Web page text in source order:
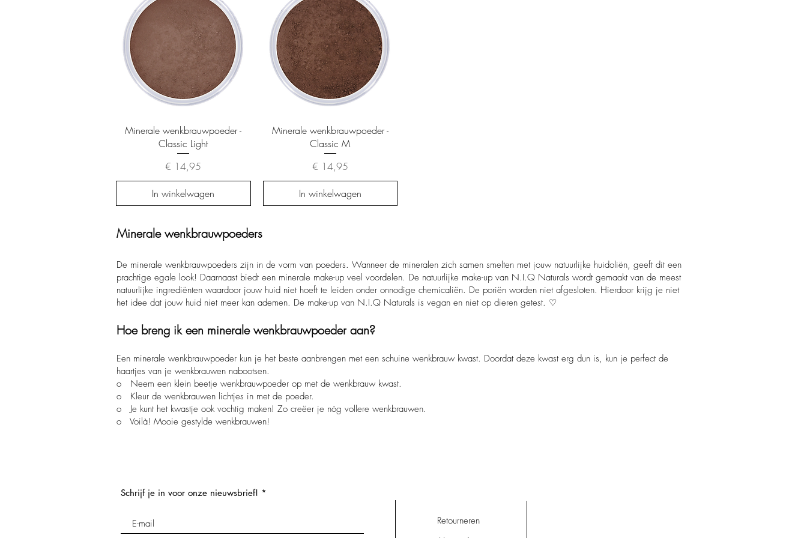
Snel overzicht
Minerale wenkbrauwpoeder -
Classic Light
Prijs
€ 14,95
In winkelwagen
Snel overzicht
Minerale wenkbrauwpoeder -
Classic M
Prijs
€ 14,95
In winkelwagen
Minerale wenkbrauwpoeders
De minerale wenkbrauwpoeders zijn in de vorm van poeders. Wanneer de mineralen zich samen smelten met jouw natuurlijke huidoliën, geeft dit een
prachtige egale look! Daarnaast biedt een minerale make-up veel voordelen. De natuurlijke make-up van N.I.Q Naturals wordt gemaakt van de meest
natuurlijke ingrediënten waardoor jouw huid niet hoeft te leiden onder onnodige chemicaliën. De poriën worden niet afgesloten. Hierdoor krijg je niet
het idee dat jouw huid niet meer kan ademen. De make-up van N.I.Q Naturals is vegan en niet op dieren getest. ♡
Hoe breng ik een minerale wenkbrauwpoeder aan?
Een minerale wenkbrauwpoeder kun je het beste aanbrengen met een schuine wenkbrauw kwast. Doordat deze kwast erg dun is, kun je perfect de
haartjes van je wenkbrauwen nabootsen.
o Neem een klein beetje wenkbrauwpoeder op met de wenkbrauw kwast.
o Kleur de wenkbrauwen lichtjes in met de poeder.
o Je kunt het kwastje ook vochtig maken! Zo creëer je nóg vollere wenkbrauwen.
o Voilà! Mooie gestylde wenkbrauwen!
Schrijf je in voor onze nieuwsbrief!
Retourneren